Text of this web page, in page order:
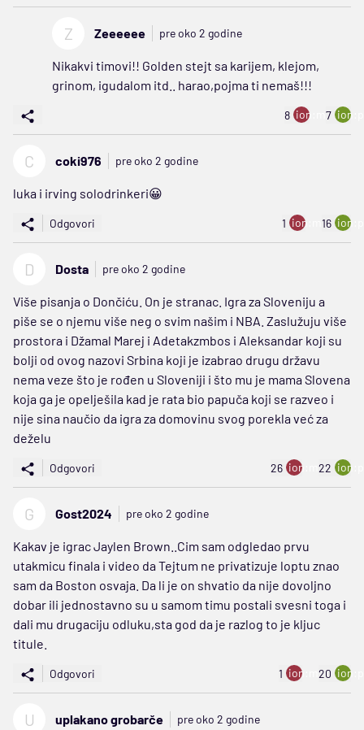
Z Zeeeeee pre oko 2 godine
Nikakvi timovi!! Golden stejt sa karijem, klejom,
grinom, igudalom itd.. harao,pojma ti nemaš!!!
8 ion:minus
7
C coki976 pre oko 2 godine
luka i irving solodrinkeri😀
Odgovori 1 ion:minus
16
D Dosta pre oko 2 godine
Više pisanja o Dončiću. On je stranac. Igra za Sloveniju a
piše se o njemu više neg o svim našim i NBA. Zaslužuju više
prostora i Džamal Marej i Adetakzmbos i Aleksandar koji su
bolji od ovog nazovi Srbina koji je izabrao drugu državu
nema veze što je rođen u Sloveniji i što mu je mama Slovena
koja ga je opelješila kad je rata bio papuča koji se razveo i
nije sina naučio da igra za domovinu svog porekla već za
deželu
Odgovori 26 ion:minus
22
G Gost2024 pre oko 2 godine
Kakav je igrac Jaylen Brown..Cim sam odgledao prvu
utakmicu finala i video da Tejtum ne privatizuje loptu znao
sam da Boston osvaja. Da li je on shvatio da nije dovoljno
dobar ili jednostavno su u samom timu postali svesni toga i
dali mu drugaciju odluku,sta god da je razlog to je kljuc
titule.
Odgovori 1 ion:minus
20
U uplakano grobarče pre oko 2 godine